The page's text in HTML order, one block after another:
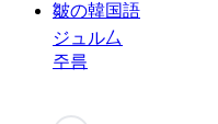
皺の韓国語
ジュル厶
주름